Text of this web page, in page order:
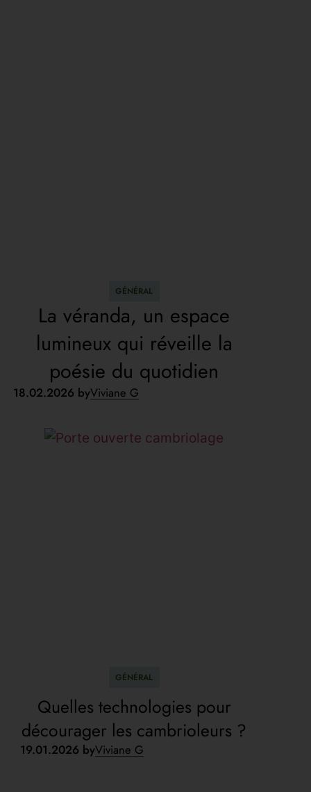
GÉNÉRAL
La véranda, un espace
lumineux qui réveille la
poésie du quotidien
18.02.2026 byViviane G
GÉNÉRAL
Quelles technologies pour
décourager les cambrioleurs ?
19.01.2026 byViviane G